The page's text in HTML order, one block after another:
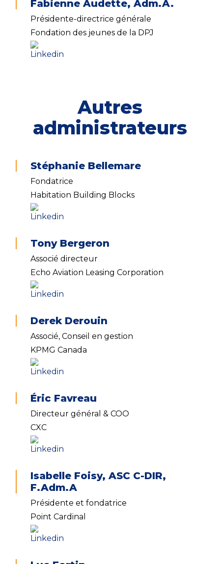
Fabienne Audette, Adm.A.
Présidente-directrice générale
Fondation des jeunes de la DPJ
Autres
administrateurs
Stéphanie Bellemare
Fondatrice
Habitation Building Blocks
Tony Bergeron
Associé directeur
Echo Aviation Leasing Corporation
Derek Derouin
Associé, Conseil en gestion
KPMG Canada
Éric Favreau
Directeur général & COO
CXC
Isabelle Foisy, ASC C-DIR,
F.Adm.A
Présidente et fondatrice
Point Cardinal